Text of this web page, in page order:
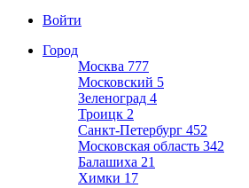
Войти
Город
Москва 777
Московский 5
Зеленоград 4
Троицк 2
Санкт-Петербург 452
Московская область 342
Балашиха 21
Химки 17